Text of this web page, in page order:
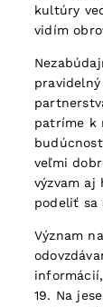
kultúry
vidím
patríme k
veľmi
výzvam aj
podeliť sa
Význam
19. Na